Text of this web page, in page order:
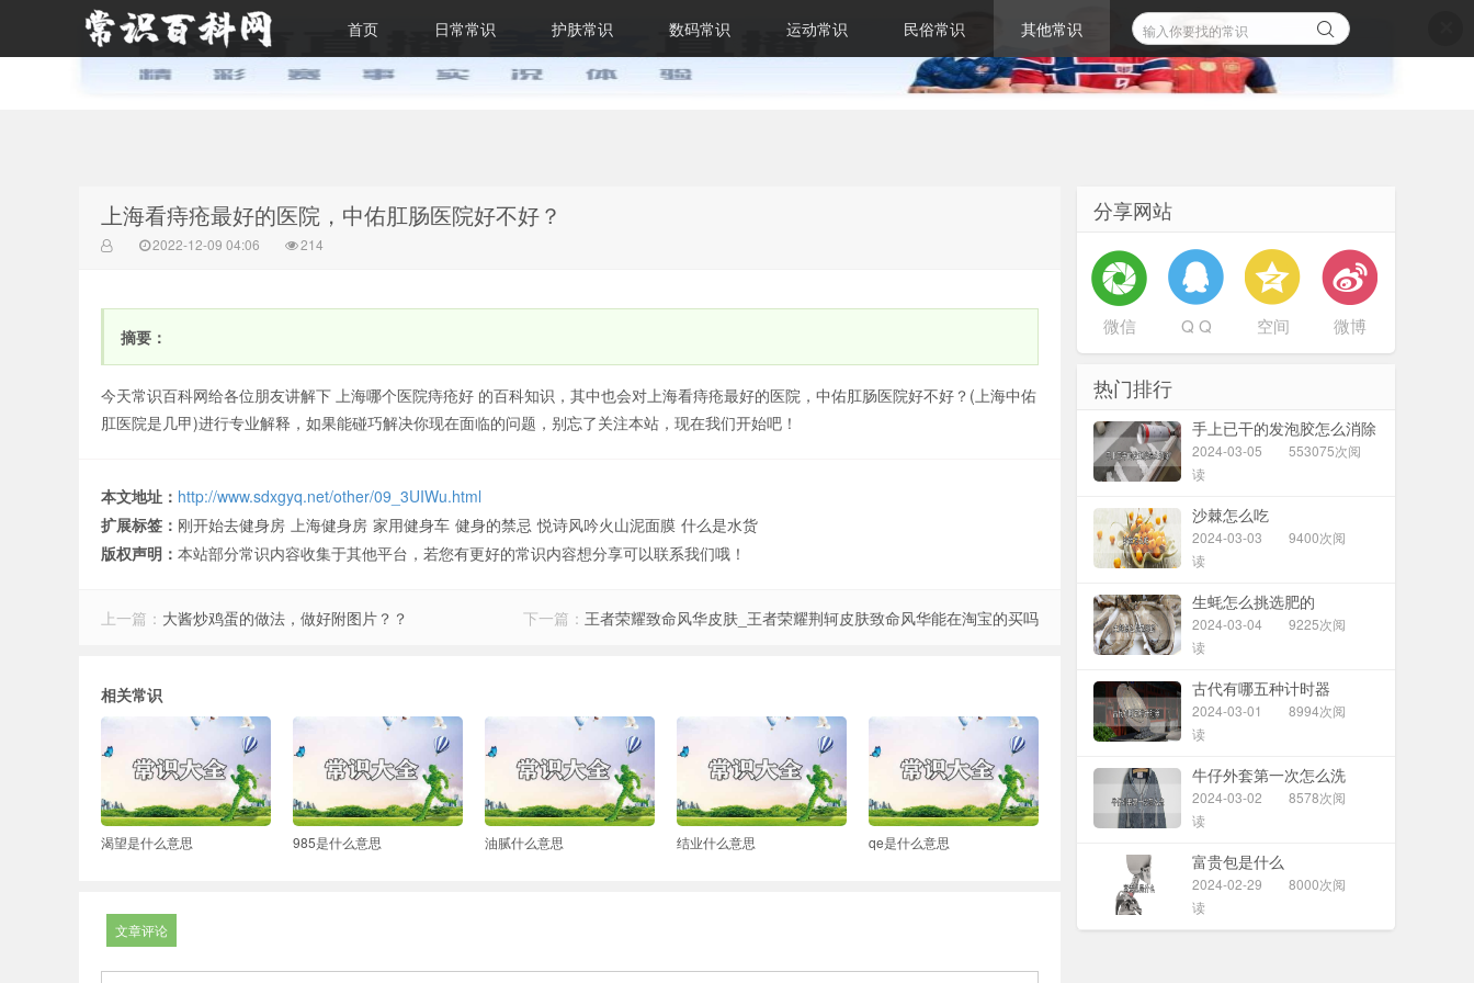
首页 日常常识 护肤常识 数码常识 运动常识 民俗常识 其他常识
上海看痔疮最好的医院，中佑肛肠医院好不好？
2022-12-09 04:06 214
摘要：
今天常识百科网给各位朋友讲解下 上海哪个医院痔疮好 的百科知识，其中也会对上海看痔疮最好的医院，中佑肛肠医院好不好？(上海中佑
肛医院是几甲)进行专业解释，如果能碰巧解决你现在面临的问题，别忘了关注本站，现在我们开始吧！
本文地址： http://www.sdxgyq.net/other/09_3UIWu.html
扩展标签： 刚开始去健身房 上海健身房 家用健身车 健身的禁忌 悦诗风吟火山泥面膜 什么是水货
版权声明： 本站部分常识内容收集于其他平台，若您有更好的常识内容想分享可以联系我们哦！
上一篇： 大酱炒鸡蛋的做法，做好附图片？？ 下一篇： 王者荣耀致命风华皮肤_王者荣耀荆轲皮肤致命风华能在淘宝的买吗
相关常识
渴望是什么意思 985是什么意思 油腻什么意思 结业什么意思 qe是什么意思
文章评论
分享网站
微信 Q Q 空间 微博
热门排行
手上已干的发泡胶怎么消除
2024-03-05
553075次阅
读
沙棘怎么吃
2024-03-03
9400次阅
读
生蚝怎么挑选肥的
2024-03-04
9225次阅
读
古代有哪五种计时器
2024-03-01
8994次阅
读
牛仔外套第一次怎么洗
2024-03-02
8578次阅
读
富贵包是什么
2024-02-29
8000次阅
读